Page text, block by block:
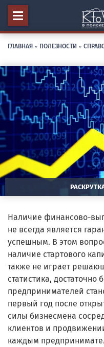
ГЛАВНАЯ » ПОЛЕЗНОСТИ »
Наличие финансово-
не всегда является
успешным. В этом
наличие стартового
также не играет
статистика, достаточно
предпринимателей
первый год после
силы бизнесмена
клиентов и
каждым